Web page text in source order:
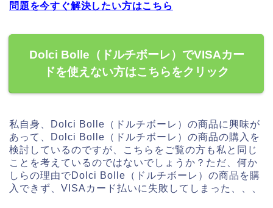
問題を今すぐ解決したい方はこちら
Dolci Bolle（ドルチボーレ）でVISAカー
ドを使えない方はこちらをクリック
私自身、Dolci Bolle（ドルチボーレ）の商品に興味が
あって、Dolci Bolle（ドルチボーレ）の商品の購入を
検討しているのですが、こちらをご覧の方も私と同じ
ことを考えているのではないでしょうか？ただ、何か
しらの理由でDolci Bolle（ドルチボーレ）の商品を購
入できず、VISAカード払いに失敗してしまった、、、